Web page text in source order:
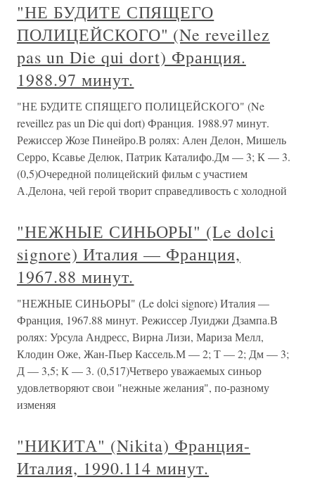
"НЕ БУДИТЕ СПЯЩЕГО
ПОЛИЦЕЙСКОГО" (Ne reveillez
pas un Die qui dort) Франция.
1988.97 минут.
"НЕ БУДИТЕ СПЯЩЕГО ПОЛИЦЕЙСКОГО" (Ne
reveillez pas un Die qui dort) Франция. 1988.97 минут.
Режиссер Жозе Пинейро.В ролях: Ален Делон, Мишель
Серро, Ксавье Делюк, Патрик Каталифо.Дм — 3; К — 3.
(0,5)Очередной полицейский фильм с участием
А.Делона, чей герой творит справедливость с холодной
"НЕЖНЫЕ СИНЬОРЫ" (Le dolci
signore) Италия — Франция,
1967.88 минут.
"НЕЖНЫЕ СИНЬОРЫ" (Le dolci signore) Италия —
Франция, 1967.88 минут. Режиссер Луиджи Дзампа.В
ролях: Урсула Андресс, Вирна Лизи, Мариза Мелл,
Клодин Оже, Жан-Пьер Кассель.М — 2; Т — 2; Дм — 3;
Д — 3,5; К — 3. (0,517)Четверо уважаемых синьор
удовлетворяют свои "нежные желания", по-разному
изменяя
"НИКИТА" (Nikita) Франция-
Италия, 1990.114 минут.